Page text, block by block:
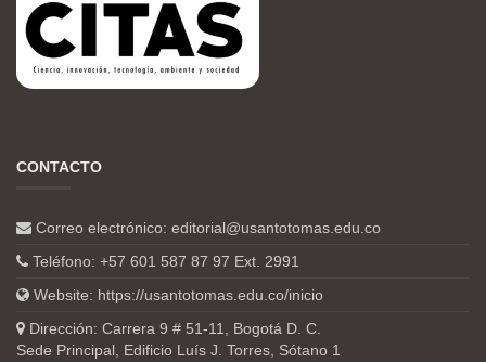
CONTACTO
Correo electrónico: editorial@usantotomas.edu.co
Teléfono: +57 601 587 87 97 Ext. 2991
Website: https://usantotomas.edu.co/inicio
Dirección: Carrera 9 # 51-11, Bogotá D. C.
Sede Principal, Edificio Luís J. Torres, Sótano 1